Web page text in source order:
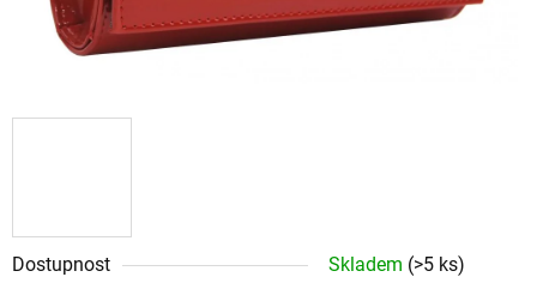
Dostupnost Skladem (>5 ks)